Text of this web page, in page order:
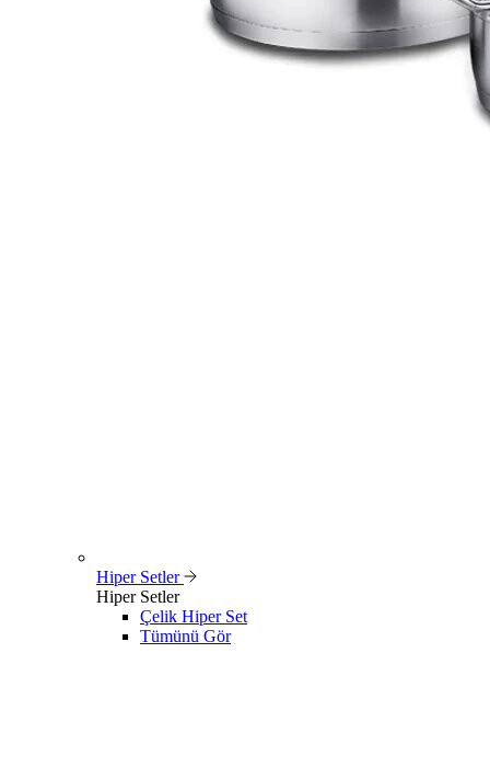
Hiper Setler
Hiper Setler
Çelik Hiper Set
Tümünü Gör